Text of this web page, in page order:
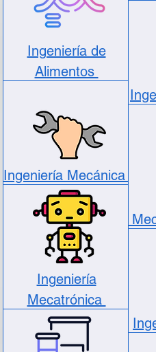
Ingeniería de
Alimentos
Ingeniería Mecánica
Ingeniería
Mecatrónica